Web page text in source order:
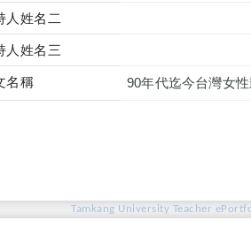
人姓名二
人姓名三
名稱 90年代迄今台灣女
Tamkang University Teacher